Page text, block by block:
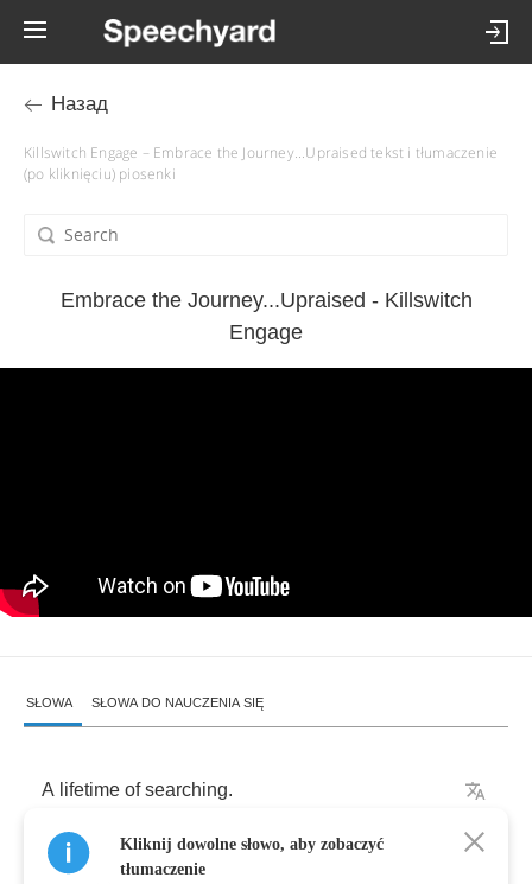
Назад
Killswitch Engage – Embrace the Journey...Upraised tekst i tłumaczenie
(po kliknięciu) piosenki
Embrace the Journey...Upraised - Killswitch
Engage
SŁOWA SŁOWA DO NAUCZENIA SIĘ
A lifetime of searching.
Questioning existence
Kliknij dowolne słowo, aby zobaczyć
tłumaczenie